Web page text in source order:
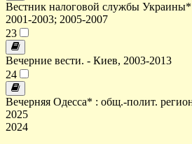
Вестник налоговой службы
2001-2003; 2005-2007
23
Вечерние вести. - Киев, 2003-2013
24
Вечерняя Одесса* : общ.-полит.
2025
2024